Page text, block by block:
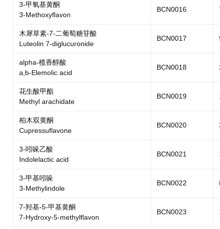
3-甲氧基黄酮
3-Methoxyflavon
BCN0016
木犀草素-7-二葡萄糖苷酸
Luteolin 7-diglucuronide
BCN0017
alpha-榄香醇酸
a,b-Elemolic acid
BCN0018
花生酸甲酯
Methyl arachidate
BCN0019
柏木双黄酮
Cupressuflavone
BCN0020
3-吲哚乙酸
Indolelactic acid
BCN0021
3-甲基吲哚
3-Methylindole
BCN0022
7-羟基-5-甲基黄酮
7-Hydroxy-5-methylflavon
BCN0023